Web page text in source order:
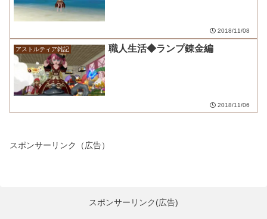
2018/11/08
アストルティア雑記 職人生活◆ランプ錬金編
2018/11/06
スポンサーリンク（広告）
スポンサーリンク(広告)